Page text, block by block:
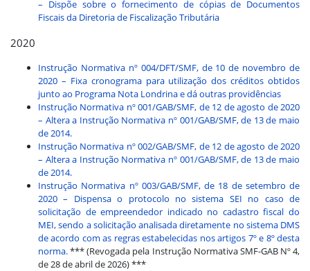
– Dispõe sobre o fornecimento de cópias de Documentos
Fiscais da Diretoria de Fiscalização Tributária
2020
Instrução Normativa nº 004/DFT/SMF, de 10 de novembro de
2020 – Fixa cronograma para utilização dos créditos obtidos
junto ao Programa Nota Londrina e dá outras providências
Instrução Normativa nº 001/GAB/SMF, de 12 de agosto de 2020
– Altera a Instrução Normativa nº 001/GAB/SMF, de 13 de maio
de 2014.
Instrução Normativa nº 002/GAB/SMF, de 12 de agosto de 2020
– Altera a Instrução Normativa nº 001/GAB/SMF, de 13 de maio
de 2014.
Instrução Normativa nº 003/GAB/SMF, de 18 de setembro de
2020 – Dispensa o protocolo no sistema SEI no caso de
solicitação de empreendedor indicado no cadastro fiscal do
MEI, sendo a solicitação analisada diretamente no sistema DMS
de acordo com as regras estabelecidas nos artigos 7º e 8º desta
norma.*** (Revogada pela Instrução Normativa SMF-GAB Nº 4,
de 28 de abril de 2026) ***